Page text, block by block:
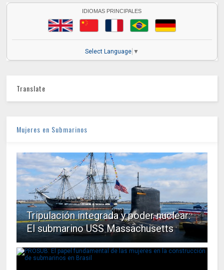
IDIOMAS PRINCIPALES
Select Language ▼
Translate
Mujeres en Submarinos
Tripulación integrada y poder nuclear:
El submarino USS Massachusetts